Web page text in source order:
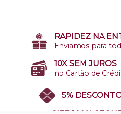
RAPIDEZ NA
Enviamos para
10X SEM JUROS
no Cartão de
5%